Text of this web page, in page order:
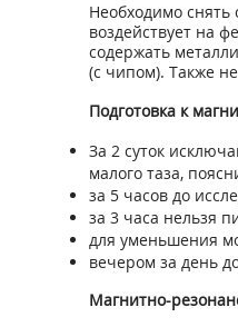
Необходимо
воздействует на
содержать
(с чипом). Также
Подготовка к
За 2 суток
малого таза,
за 5 часов до
за 3 часа нельзя
для уменьшения
вечером за день
Магнитно-